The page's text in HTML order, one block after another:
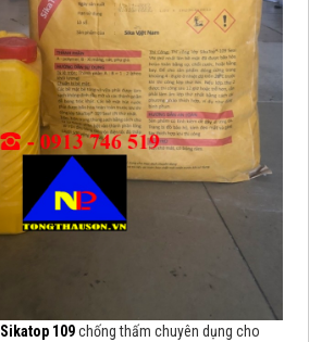
Sikatop 109chống thấm chuyên dụng cho